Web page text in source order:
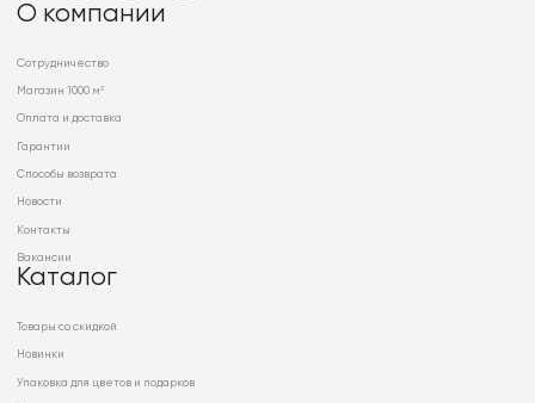
О компании
Сотрудничество
Магазин 1000 м²
Оплата и доставка
Гарантии
Способы возврата
Новости
Контакты
Вакансии
Каталог
Товары со скидкой
Новинки
Упаковка для цветов и подарков